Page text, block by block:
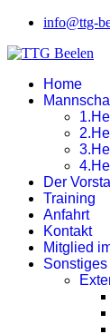
info@ttg-
Home
Der
Training
Anfahrt
Kontakt
Mitglied
Sonstiges